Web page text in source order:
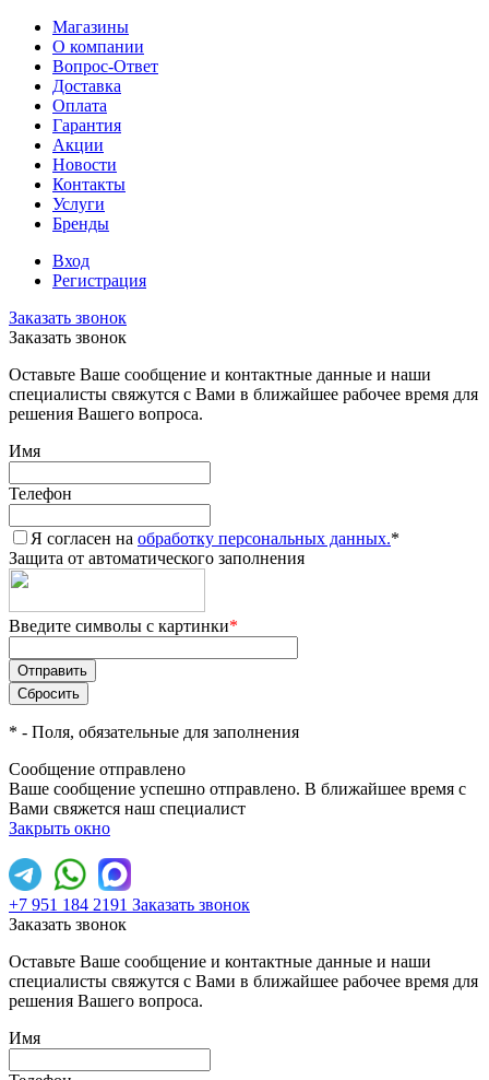
Магазины
О компании
Вопрос-Ответ
Доставка
Оплата
Гарантия
Акции
Новости
Контакты
Услуги
Бренды
Вход
Регистрация
Заказать звонок
Заказать звонок
Оставьте Ваше сообщение и контактные данные и наши
специалисты свяжутся с Вами в ближайшее рабочее время для
решения Вашего вопроса.
Имя
Телефон
Я согласен на обработку персональных данных.*
Защита от автоматического заполнения
Введите символы с картинки*
* - Поля, обязательные для заполнения
Сообщение отправлено
Ваше сообщение успешно отправлено. В ближайшее время с
Вами свяжется наш специалист
Закрыть окно
+7 951 184 2191 Заказать звонок
Заказать звонок
Оставьте Ваше сообщение и контактные данные и наши
специалисты свяжутся с Вами в ближайшее рабочее время для
решения Вашего вопроса.
Имя